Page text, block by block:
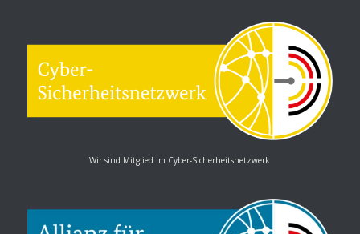
Wir sind Mitglied im Cyber-Sicherheitsnetzwerk